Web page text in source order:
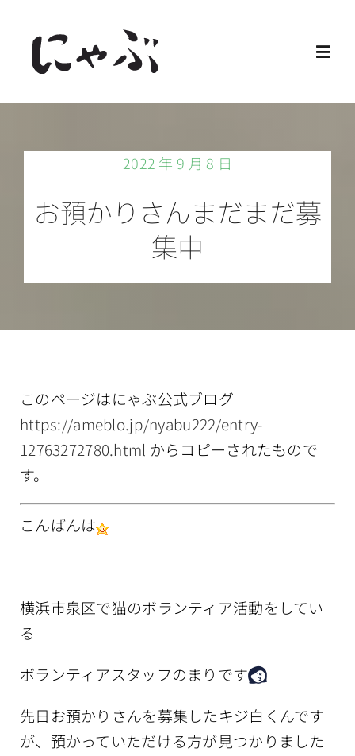
content
譲渡会
ご支援
2022 年 9 月 8 日
お預かりさんまだまだ募
集中
このページはにゃぶ公式ブログ
https://ameblo.jp/nyabu222/entry-
12763272780.html からコピーされたもので
す。
こんばんは
横浜市泉区で猫のボランティア活動をしてい
る
ボランティアスタッフのまりです
先日お預かりさんを募集したキジ白くんです
が、預かっていただける方が見つかりました